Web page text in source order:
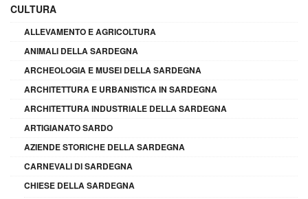
CULTURA
ALLEVAMENTO E AGRICOLTURA
ANIMALI DELLA SARDEGNA
ARCHEOLOGIA E MUSEI DELLA SARDEGNA
ARCHITETTURA E URBANISTICA IN SARDEGNA
ARCHITETTURA INDUSTRIALE DELLA SARDEGNA
ARTIGIANATO SARDO
AZIENDE STORICHE DELLA SARDEGNA
CARNEVALI DI SARDEGNA
CHIESE DELLA SARDEGNA